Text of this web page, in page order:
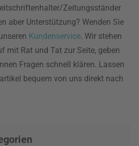
Zeitungsständer
aber Unterstützung? Wenden Sie
Kundenservice. Wir stehen
mit Rat und Tat zur Seite, geben
Fragen schnell klären. Lassen
bequem von uns direkt nach